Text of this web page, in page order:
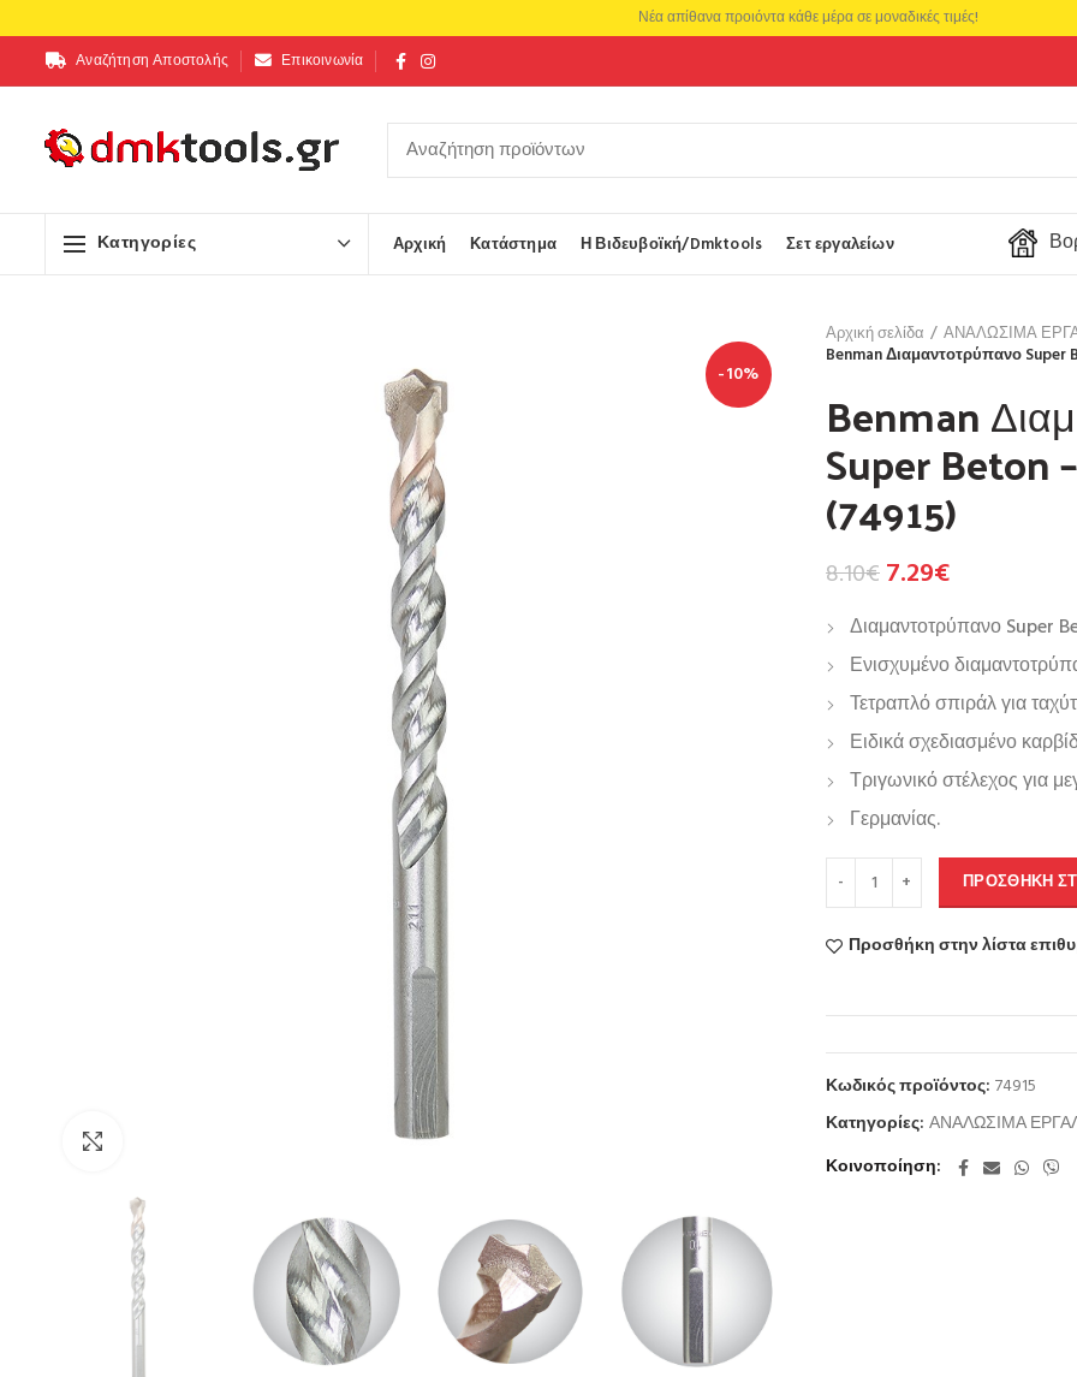
Αναζήτηση Αποστολής Επικοινωνία
Κατηγορίες Αρχική Κατάστημα Η Βιδευβοϊκή/Dmktools Σετ εργαλείων
-10%
Αρχική σελίδα
ΑΝΑΛΩΣΙΜΑ
Benman Διαμαντοτρύπανο Super
Benman
Super Beton
(74915)
8.10€7.29€
Διαμαντοτρύπανο Super
Ενισχυμένο
Τετραπλό σπιράλ για
Ειδικά σχεδιασμένο
Τριγωνικό στέλεχος για
Γερμανίας.
ΠΡΟΣΘΉΚΗ
Προσθήκη στην λίστα
Κωδικός προϊόντος: 74915
Κατηγορίες: ΑΝΑΛΩΣΙΜΑ
Κοινοποίηση
Νέα απίθανα προιόντα κάθε μέρα σε μοναδικές τιμές!